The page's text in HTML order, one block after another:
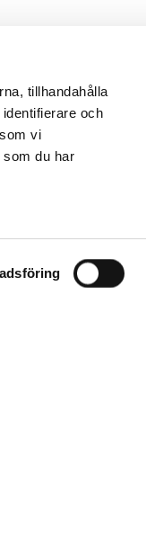
tillhandahålla
och
vi
du har